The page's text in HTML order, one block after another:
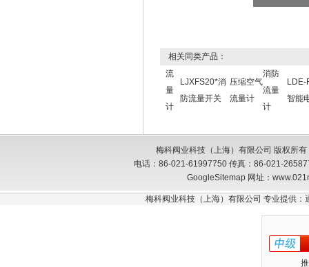
相关同类产品：
流
量
计
LJXFS20*消
防流量开关
压缩空气
流量计
消防
流量
计
LDE-
智能
梅科阀业科技（上海）有限公司 版权所
电话：86-021-61997750 传真：86-021-
GoogleSitemap网址：
梅科阀业科技（上海）有限公司 专业提供